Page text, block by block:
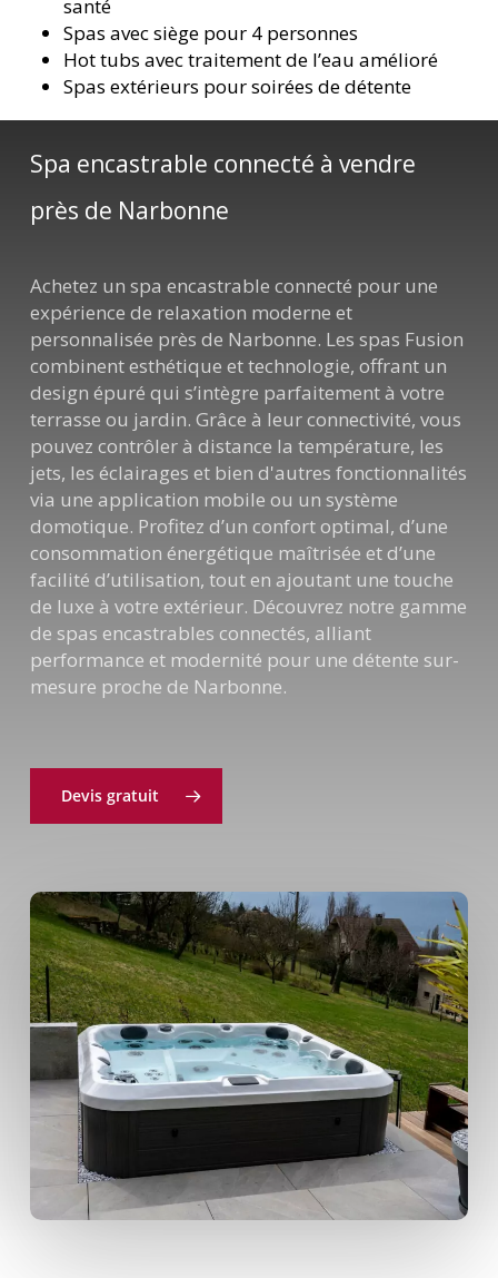
santé
Spas avec siège pour 4 personnes
Hot tubs avec traitement de l’eau amélioré
Spas extérieurs pour soirées de détente
Spa encastrable connecté à vendre
près de Narbonne
Achetez un spa encastrable connecté pour une
expérience de relaxation moderne et
personnalisée près de Narbonne. Les spas Fusion
combinent esthétique et technologie, offrant un
design épuré qui s’intègre parfaitement à votre
terrasse ou jardin. Grâce à leur connectivité, vous
pouvez contrôler à distance la température, les
jets, les éclairages et bien d'autres fonctionnalités
via une application mobile ou un système
domotique. Profitez d’un confort optimal, d’une
consommation énergétique maîtrisée et d’une
facilité d’utilisation, tout en ajoutant une touche
de luxe à votre extérieur. Découvrez notre gamme
de spas encastrables connectés, alliant
performance et modernité pour une détente sur-
mesure proche de Narbonne.
Devis gratuit